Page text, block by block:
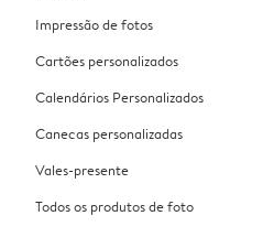
Impressão de fotos
Cartões personalizados
Calendários Personalizados
Canecas personalizadas
Vales-presente
Todos os produtos de foto